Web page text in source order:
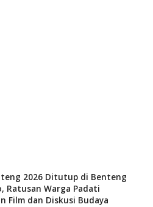
2026 Ditutup di Benteng
Ratusan Warga Padati
Film dan Diskusi Budaya